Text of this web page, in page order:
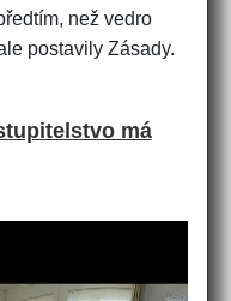
než vedro
postavily Zásady.
má